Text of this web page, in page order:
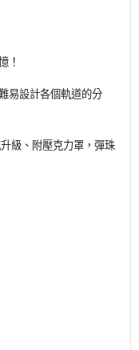
！
易設計各個軌道的分
級、附壓克力罩，彈珠